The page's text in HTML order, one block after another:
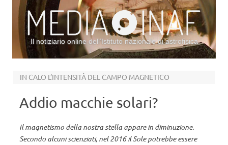
Il notiziario online dell’Istituto nazionale di astrofisica
IN CALO L’INTENSITÀ DEL CAMPO MAGNETICO
Addio macchie solari?
Il magnetismo della nostra stella appare in diminuzione.
Secondo alcuni scienziati, nel 2016 il Sole potrebbe essere